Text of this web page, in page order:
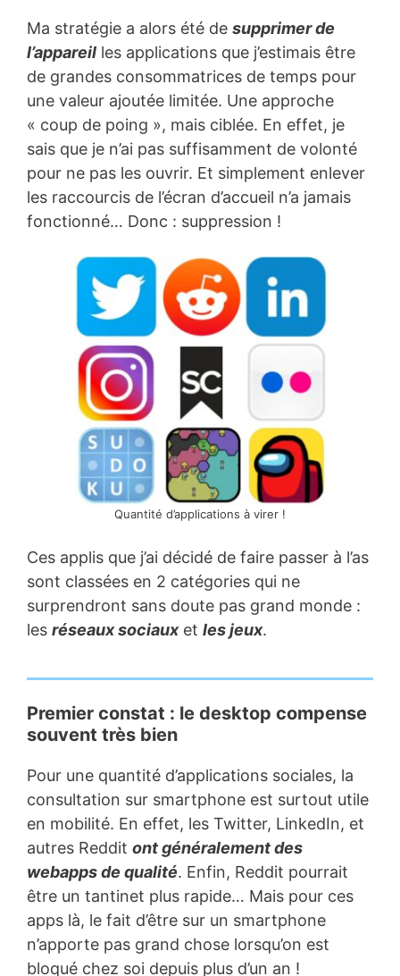
Ma stratégie a alors été de supprimer de
l’appareil les applications que j’estimais être
de grandes consommatrices de temps pour
une valeur ajoutée limitée. Une approche
« coup de poing », mais ciblée. En effet, je
sais que je n’ai pas suffisamment de volonté
pour ne pas les ouvrir. Et simplement enlever
les raccourcis de l’écran d’accueil n’a jamais
fonctionné… Donc : suppression !
Quantité d’applications à virer !
Ces applis que j’ai décidé de faire passer à l’as
sont classées en 2 catégories qui ne
surprendront sans doute pas grand monde :
les réseaux sociauxet les jeux.
Premier constat : le desktop compense
souvent très bien
Pour une quantité d’applications sociales, la
consultation sur smartphone est surtout utile
en mobilité. En effet, les Twitter, LinkedIn, et
autres Reddit ont généralement des
webapps de qualité. Enfin, Reddit pourrait
être un tantinet plus rapide… Mais pour ces
apps là, le fait d’être sur un smartphone
n’apporte pas grand chose lorsqu’on est
bloqué chez soi depuis plus d’un an !